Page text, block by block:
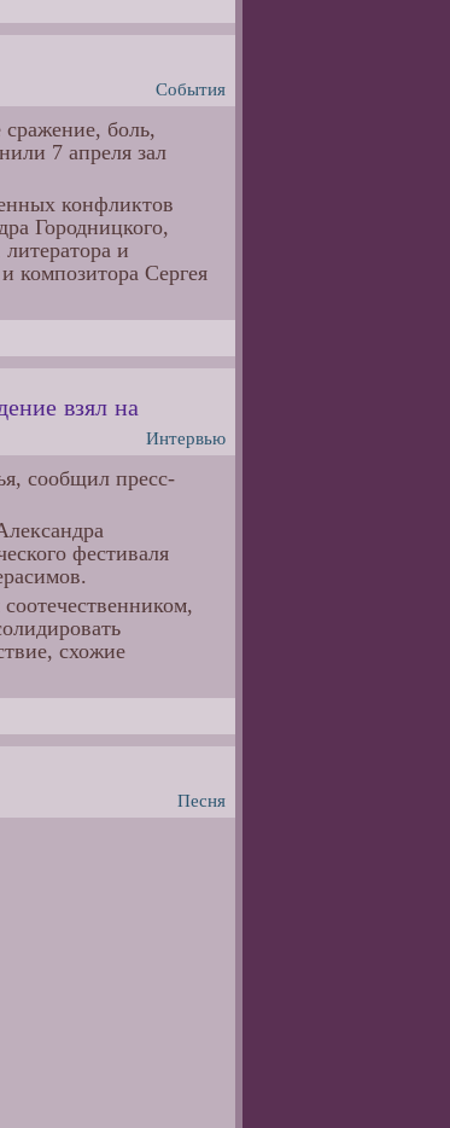
События
боль,
7 апреля зал
конфликтов
Городницкого,
и
композитора Сергея
взял на
Интервью
сообщил пресс-
фестиваля
схожие
Песня